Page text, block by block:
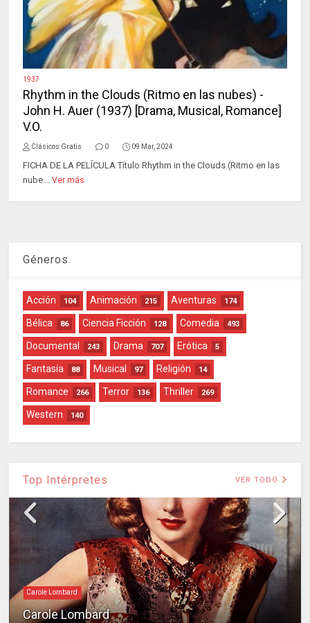
1937
Rhythm in the Clouds (Ritmo en las nubes) -
John H. Auer (1937) [Drama, Musical, Romance]
V.O.
Clásicos Gratis 0 09 Mar, 2024
FICHA DE LA PELÍCULA Título Rhythm in the Clouds (Ritmo en las
nube... Ver más
Géneros
Acción 104 Animación 215 Aventuras 174
Bélica 86 Ciencia Ficción 128 Comedia 493
Documental 243 Drama 707 Erótica 5
Fantasía 88 Musical 97 Religión 14
Romance 266 Terror 136 Thriller 269
Western 140
Top Intérpretes VER TODO
Carole Lombard
Carole Lombard